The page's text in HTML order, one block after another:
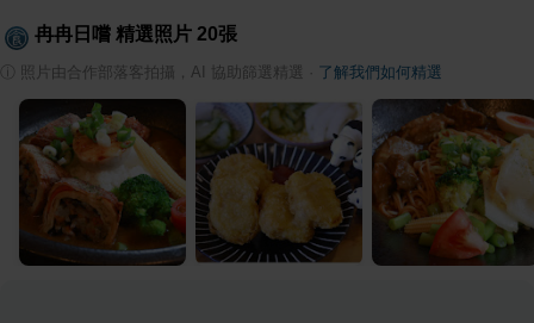
冉冉日嚐 精選照片 20張
照片由合作部落客拍攝，AI 協助篩選精選 了解我們如何精選